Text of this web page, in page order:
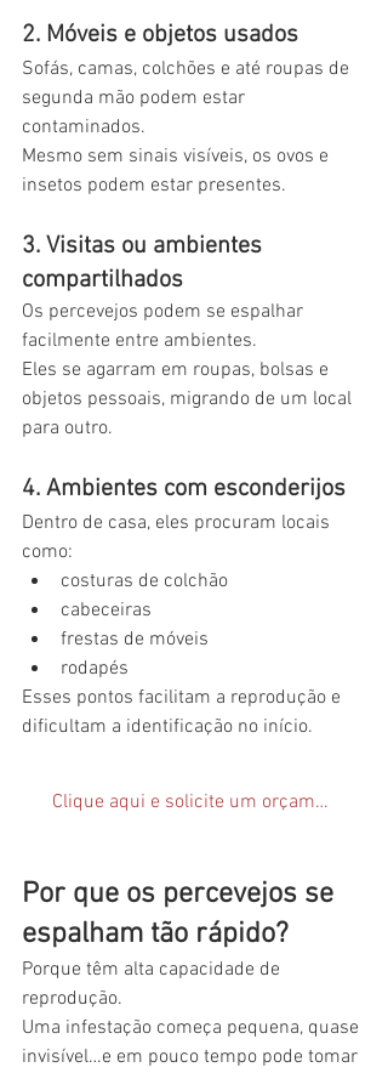
2. Móveis e objetos usados
Sofás, camas, colchões e até roupas de
segunda mão podem estar
contaminados.
Mesmo sem sinais visíveis, os ovos e
insetos podem estar presentes.
3. Visitas ou ambientes
compartilhados
Os percevejos podem se espalhar
facilmente entre ambientes.
Eles se agarram em roupas, bolsas e
objetos pessoais, migrando de um local
para outro.
4. Ambientes com esconderijos
Dentro de casa, eles procuram locais
como:
costuras de colchão
cabeceiras
frestas de móveis
rodapés
Esses pontos facilitam a reprodução e
dificultam a identificação no início.
Clique aqui e solicite um orçamento
Por que os percevejos se
espalham tão rápido?
Porque têm alta capacidade de
reprodução.
Uma infestação começa pequena, quase
invisível…e em pouco tempo pode tomar